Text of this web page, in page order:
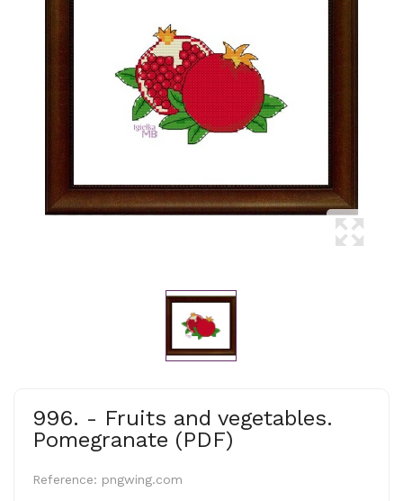
996. - Fruits and vegetables.
Pomegranate (PDF)
Reference: pngwing.com